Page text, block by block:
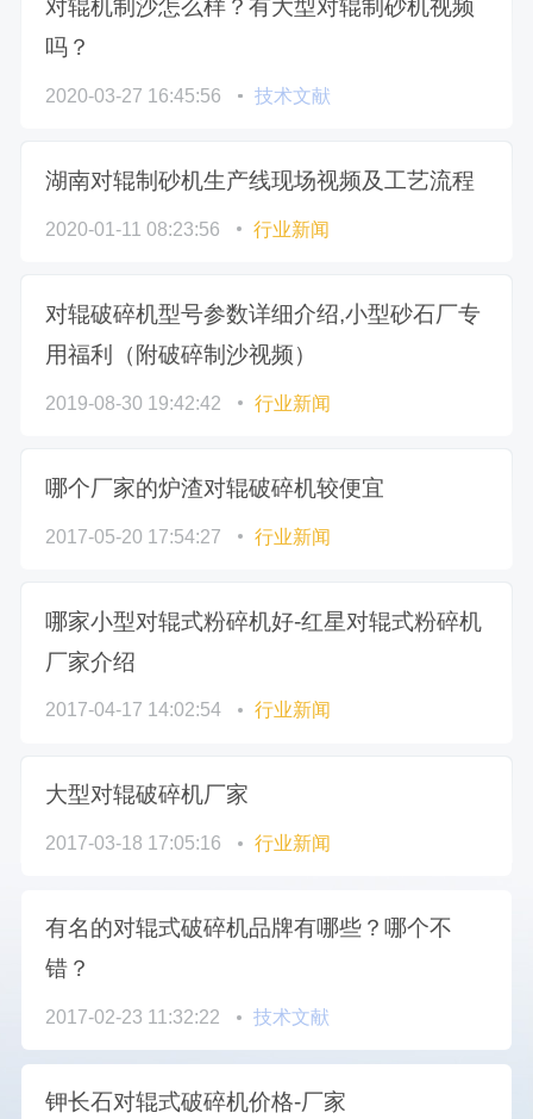
对辊机制沙怎么样？有大型对辊制砂机视频
吗？
2020-03-27 16:45:56 技术文献
湖南对辊制砂机生产线现场视频及工艺流程
2020-01-11 08:23:56 行业新闻
对辊破碎机型号参数详细介绍,小型砂石厂专
用福利（附破碎制沙视频）
2019-08-30 19:42:42 行业新闻
哪个厂家的炉渣对辊破碎机较便宜
2017-05-20 17:54:27 行业新闻
哪家小型对辊式粉碎机好-红星对辊式粉碎机
厂家介绍
2017-04-17 14:02:54 行业新闻
大型对辊破碎机厂家
2017-03-18 17:05:16 行业新闻
有名的对辊式破碎机品牌有哪些？哪个不
错？
2017-02-23 11:32:22 技术文献
钾长石对辊式破碎机价格-厂家